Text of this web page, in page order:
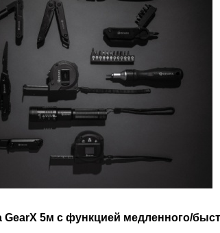
GearX 5м с функцией медленного/